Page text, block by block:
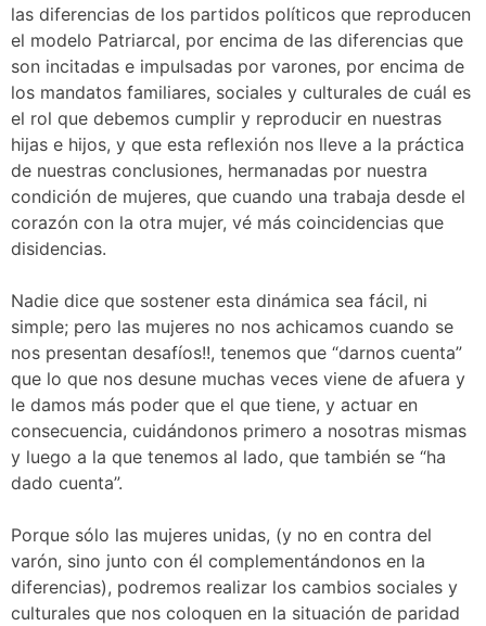
las diferencias de los partidos políticos que reproducen
el modelo Patriarcal, por encima de las diferencias que
son incitadas e impulsadas por varones, por encima de
los mandatos familiares, sociales y culturales de cuál es
el rol que debemos cumplir y reproducir en nuestras
hijas e hijos, y que esta reflexión nos lleve a la práctica
de nuestras conclusiones, hermanadas por nuestra
condición de mujeres, que cuando una trabaja desde el
corazón con la otra mujer, vé más coincidencias que
disidencias.
Nadie dice que sostener esta dinámica sea fácil, ni
simple; pero las mujeres no nos achicamos cuando se
nos presentan desafíos!!, tenemos que “darnos cuenta”
que lo que nos desune muchas veces viene de afuera y
le damos más poder que el que tiene, y actuar en
consecuencia, cuidándonos primero a nosotras mismas
y luego a la que tenemos al lado, que también se “ha
dado cuenta”.
Porque sólo las mujeres unidas, (y no en contra del
varón, sino junto con él complementándonos en la
diferencias), podremos realizar los cambios sociales y
culturales que nos coloquen en la situación de paridad